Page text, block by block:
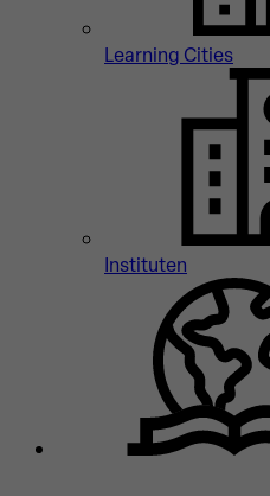
Learning Cities
Instituten